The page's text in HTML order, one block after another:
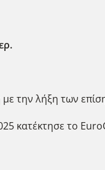
με την λήξη των
κατέκτησε το